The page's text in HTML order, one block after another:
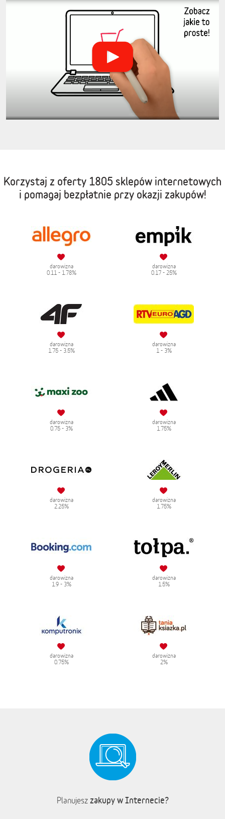
Korzystaj z oferty 1805 sklepów internetowych
i pomagaj bezpłatnie przy okazji zakupów!
darowizna
0.11 - 1.78%
darowizna
0.17 - 25%
darowizna
1.75 - 3.5%
darowizna
1 - 3%
darowizna
0.75 - 3%
darowizna
1.75%
darowizna
2.25%
darowizna
1.75%
darowizna
1.9 - 3%
darowizna
1.5%
darowizna
0.75%
darowizna
2%
Planujesz zakupy w Internecie?